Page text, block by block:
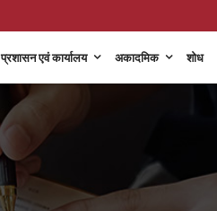
प्रशासन एवं कार्यालय अकादमिक शोध